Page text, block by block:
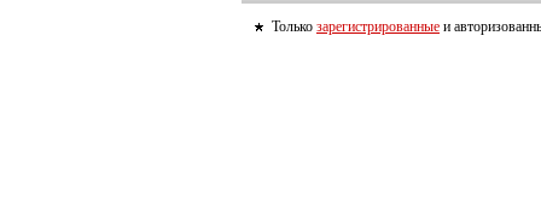
Только зарегистрированные и